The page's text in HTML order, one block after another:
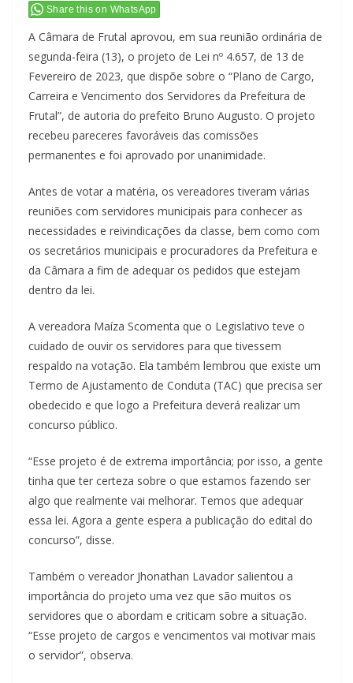
Share this on WhatsApp
A Câmara de Frutal aprovou, em sua reunião ordinária de
segunda-feira (13), o projeto de Lei nº 4.657, de 13 de
Fevereiro de 2023, que dispõe sobre o “Plano de Cargo,
Carreira e Vencimento dos Servidores da Prefeitura de
Frutal”, de autoria do prefeito Bruno Augusto. O projeto
recebeu pareceres favoráveis das comissões
permanentes e foi aprovado por unanimidade.
Antes de votar a matéria, os vereadores tiveram várias
reuniões com servidores municipais para conhecer as
necessidades e reivindicações da classe, bem como com
os secretários municipais e procuradores da Prefeitura e
da Câmara a fim de adequar os pedidos que estejam
dentro da lei.
A vereadora Maíza Scomenta que o Legislativo teve o
cuidado de ouvir os servidores para que tivessem
respaldo na votação. Ela também lembrou que existe um
Termo de Ajustamento de Conduta (TAC) que precisa ser
obedecido e que logo a Prefeitura deverá realizar um
concurso público.
“Esse projeto é de extrema importância; por isso, a gente
tinha que ter certeza sobre o que estamos fazendo ser
algo que realmente vai melhorar. Temos que adequar
essa lei. Agora a gente espera a publicação do edital do
concurso”, disse.
Também o vereador Jhonathan Lavador salientou a
importância do projeto uma vez que são muitos os
servidores que o abordam e criticam sobre a situação.
“Esse projeto de cargos e vencimentos vai motivar mais
o servidor”, observa.